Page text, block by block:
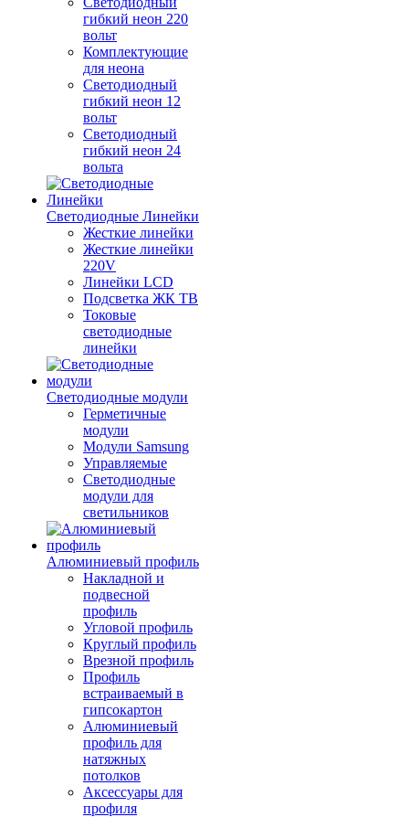
гибкий неон 220
вольт
Комплектующие
для неона
Светодиодный
гибкий неон 12
вольт
Светодиодный
гибкий неон 24
вольта
Светодиодные Линейки
Жесткие линейки
Жесткие линейки
220V
Линейки LCD
Подсветка ЖК ТВ
Токовые
светодиодные
линейки
Светодиодные модули
Герметичные
модули
Модули Samsung
Управляемые
Светодиодные
модули для
светильников
Алюминиевый профиль
Накладной и
подвесной
профиль
Угловой профиль
Круглый профиль
Врезной профиль
Профиль
встраиваемый в
гипсокартон
Алюминиевый
профиль для
натяжных
потолков
Аксессуары для
профиля